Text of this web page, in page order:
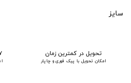
سایز
تحویل در کمترین زمان
امکان تحویل با پیک فوری و چاپار
۷ روز